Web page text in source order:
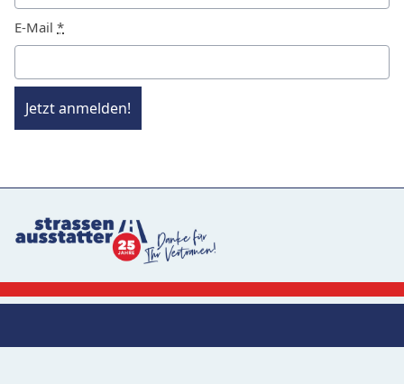
E-Mail *
Jetzt anmelden!